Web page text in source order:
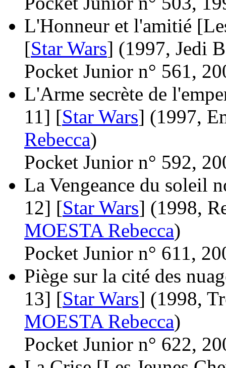
L'Honneur et l'amitié
[Star Wars] (1997, Jedi
Pocket Junior n° 561,
L'Arme secrète de
11] [Star Wars] (1997,
Rebecca)
Pocket Junior n° 592,
La Vengeance du soleil
12] [Star Wars] (1998,
MOESTA Rebecca)
Pocket Junior n° 611,
Piège sur la cité des
13] [Star Wars] (1998,
MOESTA Rebecca)
Pocket Junior n° 622,